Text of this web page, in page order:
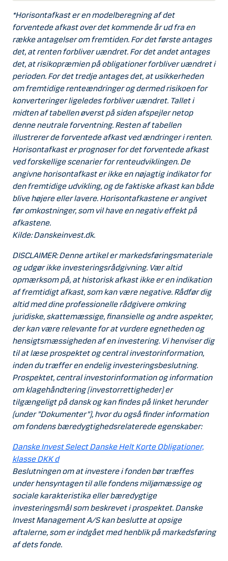
*Horisontafkast er en modelberegning af det
forventede afkast over det kommende år ud fra en
række antagelser om fremtiden. For det første antages
det, at renten forbliver uændret. For det andet antages
det, at risikopræmien på obligationer forbliver uændret i
perioden. For det tredje antages det, at usikkerheden
om fremtidige renteændringer og dermed risikoen for
konverteringer ligeledes forbliver uændret. Tallet i
midten af tabellen øverst på siden afspejler netop
denne neutrale forventning. Resten af tabellen
illustrerer de forventede afkast ved ændringer i renten.
Horisontafkast er prognoser for det forventede afkast
ved forskellige scenarier for renteudviklingen. De
angivne horisontafkast er ikke en nøjagtig indikator for
den fremtidige udvikling, og de faktiske afkast kan både
blive højere eller lavere. Horisontafkastene er angivet
før omkostninger, som vil have en negativ effekt på
afkastene.
Kilde: Danskeinvest.dk.
DISCLAIMER: Denne artikel er markedsføringsmateriale
og udgør ikke investeringsrådgivning. Vær altid
opmærksom på, at historisk afkast ikke er en indikation
af fremtidigt afkast, som kan være negative. Rådfør dig
altid med dine professionelle rådgivere omkring
juridiske, skattemæssige, finansielle og andre aspekter,
der kan være relevante for at vurdere egnetheden og
hensigtsmæssigheden af en investering. Vi henviser dig
til at læse prospektet og central investorinformation,
inden du træffer en endelig investeringsbeslutning.
Prospektet, central investorinformation og information
om klagehåndtering (investorrettigheder) er
tilgængeligt på dansk og kan findes på linket herunder
(under ”Dokumenter”), hvor du også finder information
om fondens bæredygtighedsrelaterede egenskaber:
Danske Invest Select Danske Helt Korte Obligationer,
klasse DKK d
Beslutningen om at investere i fonden bør træffes
under hensyntagen til alle fondens miljømæssige og
sociale karakteristika eller bæredygtige
investeringsmål som beskrevet i prospektet. Danske
Invest Management A/S kan beslutte at opsige
aftalerne, som er indgået med henblik på markedsføring
af dets fonde.